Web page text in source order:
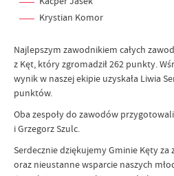
Krystian Komor
Najlepszym zawodnikiem całych
z Kęt, który zgromadził 262 punkty.
wynik w naszej ekipie uzyskała Liwia
punktów.
Oba zespoły do zawodów
i Grzegorz Szulc.
Serdecznie dziękujemy Gminie Kęty
oraz nieustanne wsparcie naszych